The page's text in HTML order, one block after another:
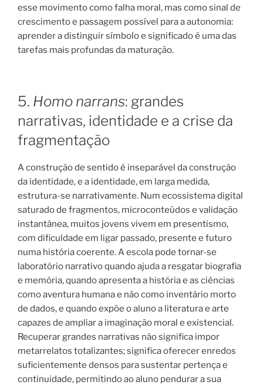
esse movimento como falha moral, mas como sinal de
crescimento e passagem possível para a autonomia:
aprender a distinguir símbolo e significado é uma das
tarefas mais profundas da maturação.
5. Homo narrans: grandes
narrativas, identidade e a crise da
fragmentação
A construção de sentido é inseparável da construção
da identidade, e a identidade, em larga medida,
estrutura-se narrativamente. Num ecossistema digital
saturado de fragmentos, microconteúdos e validação
instantânea, muitos jovens vivem em presentismo,
com dificuldade em ligar passado, presente e futuro
numa história coerente. A escola pode tornar-se
laboratório narrativo quando ajuda a resgatar biografia
e memória, quando apresenta a história e as ciências
como aventura humana e não como inventário morto
de dados, e quando expõe o aluno a literatura e arte
capazes de ampliar a imaginação moral e existencial.
Recuperar grandes narrativas não significa impor
metarrelatos totalizantes; significa oferecer enredos
suficientemente densos para sustentar pertença e
continuidade, permitindo ao aluno pendurar a sua